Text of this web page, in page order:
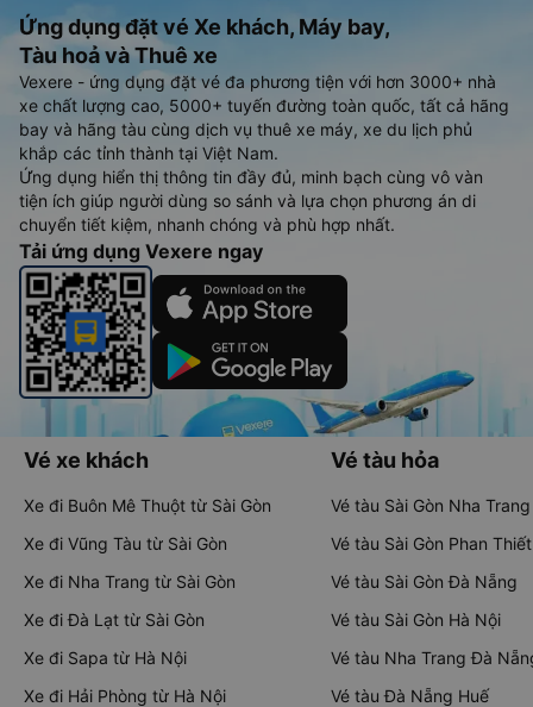
Ứng dụng đặt vé Xe khách, Máy bay,
Tàu hoả và Thuê xe
Vexere - ứng dụng đặt vé đa phương tiện với hơn 3000+ nhà
xe chất lượng cao, 5000+ tuyến đường toàn quốc, tất cả hãng
bay và hãng tàu cùng dịch vụ thuê xe máy, xe du lịch phủ
khắp các tỉnh thành tại Việt Nam.
Ứng dụng hiển thị thông tin đầy đủ, minh bạch cùng vô vàn
tiện ích giúp người dùng so sánh và lựa chọn phương án di
chuyển tiết kiệm, nhanh chóng và phù hợp nhất.
Tải ứng dụng Vexere ngay
Vé xe khách
Xe đi Buôn Mê Thuột từ Sài Gòn
Xe đi Vũng Tàu từ Sài Gòn
Xe đi Nha Trang từ Sài Gòn
Xe đi Đà Lạt từ Sài Gòn
Xe đi Sapa từ Hà Nội
Xe đi Hải Phòng từ Hà Nội
Vé tàu hỏa
Vé tàu Sài Gòn Nha Trang
Vé tàu Sài Gòn Phan Thiết
Vé tàu Sài Gòn Đà Nẵng
Vé tàu Sài Gòn Hà Nội
Vé tàu Nha Trang Đà
Vé tàu Đà Nẵng Huế